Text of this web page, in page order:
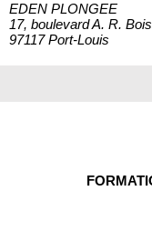
EDEN PLONGEE
17, boulevard A. R.
97117 Port-Louis